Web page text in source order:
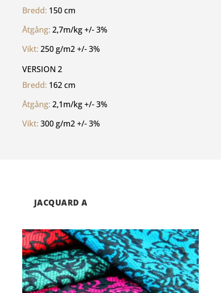
Bredd: 150 cm
Åtgång: 2,7m/kg +/- 3%
Vikt: 250 g/m2 +/- 3%
VERSION 2
Bredd: 162 cm
Åtgång: 2,1m/kg +/- 3%
Vikt: 300 g/m2 +/- 3%
JACQUARD A